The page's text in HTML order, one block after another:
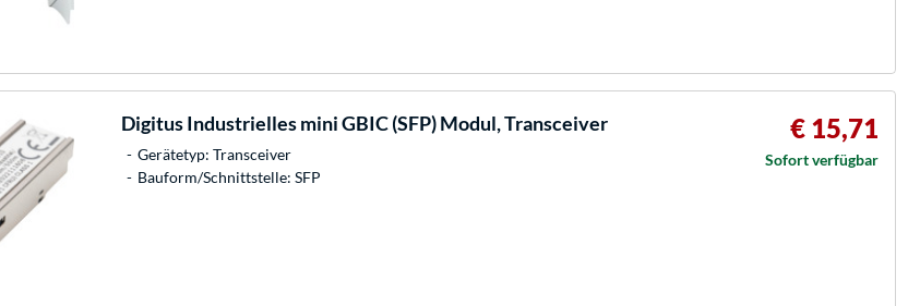
DigitusIndustrielles mini GBIC (SFP) Modul, Transceiver
Gerätetyp: Transceiver
Bauform/Schnittstelle: SFP
€ 15,71
Sofort verfügbar